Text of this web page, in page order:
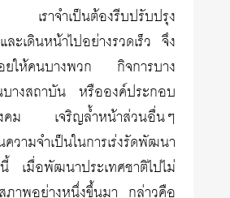
จำเป็นต้องรีบปรับปรุง
ะเดินหน้าไปอย่างรวดเร็ว จึง
ยให้คนบางพวก กิจการบาง
างสถาบัน หรือองค์ประกอบ
งคม เจริญล้ำหน้าส่วนอื่นๆ
ามจำเป็นในการเร่งรัดพัฒนา
นี้ เมื่อพัฒนาประเทศชาติไปไม่